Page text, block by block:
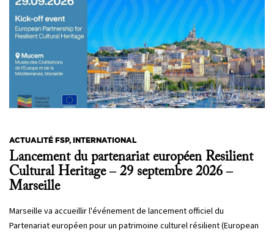
ACTUALITÉ FSP, INTERNATIONAL
Lancement du partenariat européen Resilient
Cultural Heritage – 29 septembre 2026 –
Marseille
Marseille va accueillir l'événement de lancement officiel du
Partenariat européen pour un patrimoine culturel résilient (European